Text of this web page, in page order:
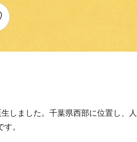
しました。千葉県西部に位置し、
。